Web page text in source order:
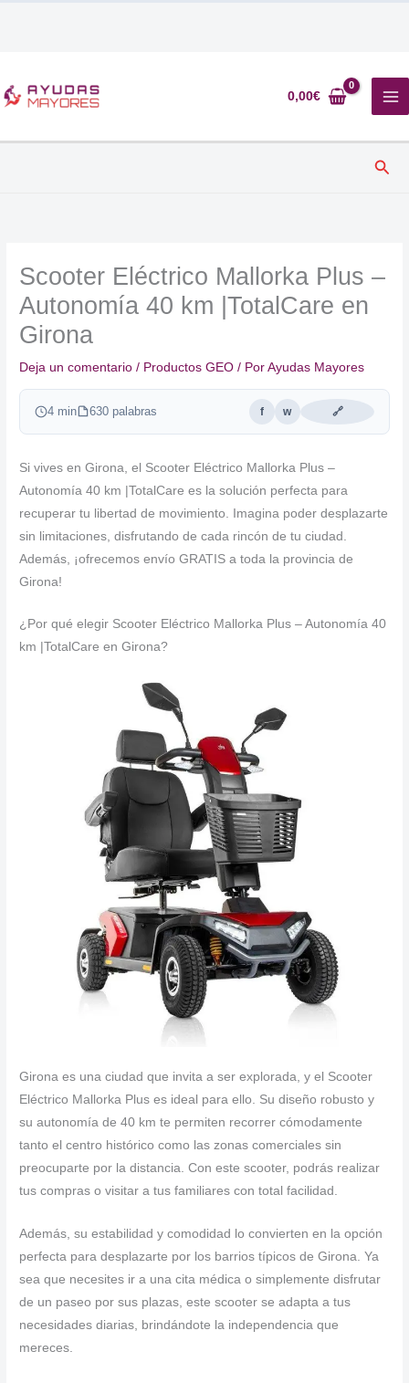
al
contenido
0,00€
Scooter Eléctrico Mallorka Plus –
Autonomía 40 km |TotalCare en
Girona
Deja un comentario / Productos GEO / PorAyudas Mayores
4 min 630 palabras f w 🔗
Si vives en Girona, el Scooter Eléctrico Mallorka Plus –
Autonomía 40 km |TotalCare es la solución perfecta para
recuperar tu libertad de movimiento. Imagina poder desplazarte
sin limitaciones, disfrutando de cada rincón de tu ciudad.
Además, ¡ofrecemos envío GRATIS a toda la provincia de
Girona!
¿Por qué elegir Scooter Eléctrico Mallorka Plus – Autonomía 40
km |TotalCare en Girona?
Girona es una ciudad que invita a ser explorada, y el Scooter
Eléctrico Mallorka Plus es ideal para ello. Su diseño robusto y
su autonomía de 40 km te permiten recorrer cómodamente
tanto el centro histórico como las zonas comerciales sin
preocuparte por la distancia. Con este scooter, podrás realizar
tus compras o visitar a tus familiares con total facilidad.
Además, su estabilidad y comodidad lo convierten en la opción
perfecta para desplazarte por los barrios típicos de Girona. Ya
sea que necesites ir a una cita médica o simplemente disfrutar
de un paseo por sus plazas, este scooter se adapta a tus
necesidades diarias, brindándote la independencia que
mereces.